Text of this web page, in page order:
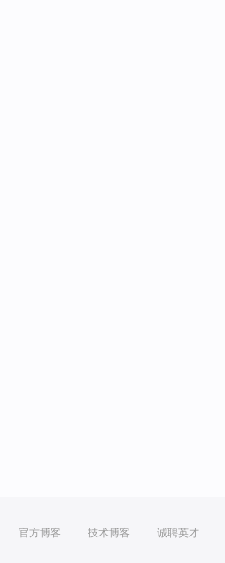
官方博客 技术博客 诚聘英才